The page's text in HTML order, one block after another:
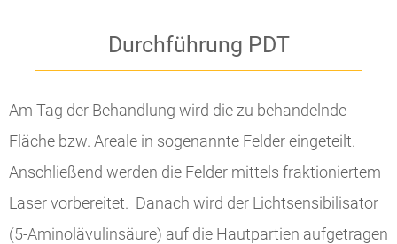
Durchführung PDT
Am Tag der Behandlung wird die zu behandelnde
Fläche bzw. Areale in sogenannte Felder eingeteilt.
Anschließend werden die Felder mittels fraktioniertem
Laser vorbereitet. Danach wird der Lichtsensibilisator
(5-Aminolävulinsäure) auf die Hautpartien aufgetragen